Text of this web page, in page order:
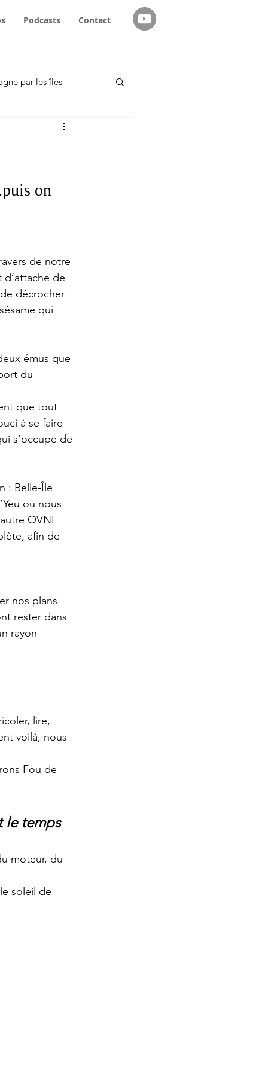
Podcasts Contact
par les îles
navigatrices
on
de notre
de
décrocher
qui
émus que
du
que tout
à se faire
s’occupe de
: Belle-Île
où nous
OVNI
afin de
nos plans.
rester dans
rayon
lire,
voilà, nous
Fou de
le temps
moteur, du
soleil de